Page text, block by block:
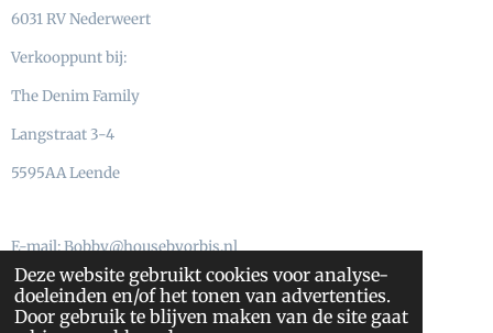
Deze website gebruikt cookies voor analyse-
doeleinden en/of het tonen van advertenties.
Door gebruik te blijven maken van de site gaat
6031 RV Nederweert
Verkooppunt bij:
The Denim Family
Langstraat 3-4
5595AA Leende
E-mail: Bobby@housebyorbis.nl
Telefoon: 06-55773341
KVK 63902508